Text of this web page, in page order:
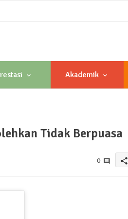
Akademik
Tidak Berpuasa
0 share